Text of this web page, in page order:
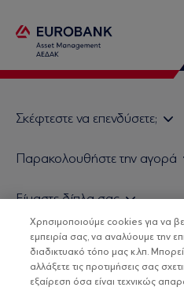
Σκέφτεστε να επενδύσετε;
Τιμολογιακή Πολιτική
Δείτε τις πολιτικές μας
Βασικές Γνώσεις
Παρακολουθήστε την αγορά
Τα νέα μας
Χρήσιμοι σύνδεσμοι
Είμαστε δίπλα σας
H Eurobank Asset
Επενδυτική φιλοσοφία ESG
Πιστοποιημένα στελέχη και
ΟΙ ΟΣΕΚΑ ΔΕΝ ΕΧΟΥΝ
ΠΡΟΗΓΟΥΜΕΝΕΣ
Χρησιμοποιούμε cookies για να
εμπειρία σας, να αναλύουμε την
διαδικτυακό τόπο μας κ.λπ.
αλλάξετε τις προτιμήσεις σας
εξαίρεση όσα είναι τεχνικώς